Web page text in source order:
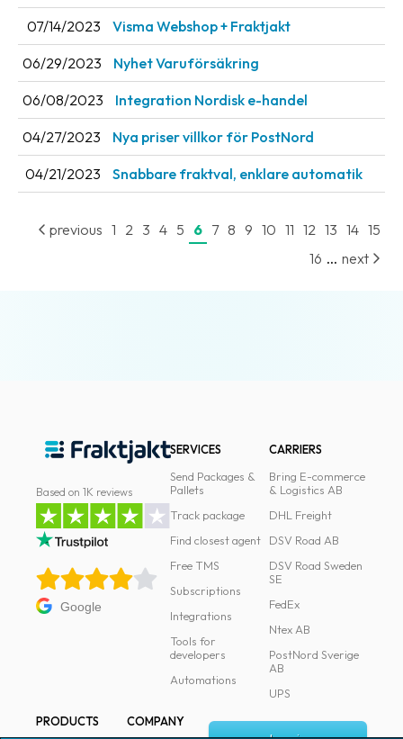
07/14/2023 Visma Webshop + Fraktjakt
06/29/2023 Nyhet Varuförsäkring
06/08/2023 Integration Nordisk e-handel
04/27/2023 Nya priser villkor för PostNord
04/21/2023 Snabbare fraktval, enklare automatik
previous 1 2 3 4 5 6 7 8 9 10 11 12 13 14 15
16 ... next
Based on 1K reviews
Google
SERVICES
Send Packages &
Pallets
Track package
Find closest agent
Free TMS
Subscriptions
Integrations
Tools for
developers
Automations
CARRIERS
Bring E-commerce
& Logistics AB
DHL Freight
DSV Road AB
DSV Road Sweden
SE
FedEx
Ntex AB
PostNord Sverige
AB
UPS
PRODUCTS
COMPANY